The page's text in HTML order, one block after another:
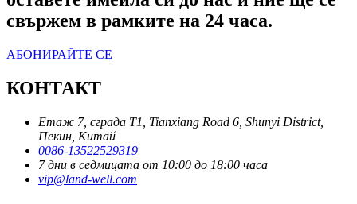
свържем в рамките на 24 часа.
АБОНИРАЙТЕ СЕ
КОНТАКТ
Етаж 7, сграда T1, Tianxiang Road 6, Shunyi District,
Пекин, Китай
0086-13522529319
7 дни в седмицата от 10:00 до 18:00 часа
vip@land-well.com